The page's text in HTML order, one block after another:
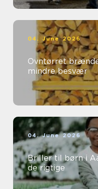
04. June 2026
Ovntørret
mindre besvær
04. June 2026
Briller til børn i
de rigtige